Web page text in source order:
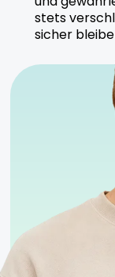
strengen
Kühl und
Geeignet
Anwender.
stets
sicher